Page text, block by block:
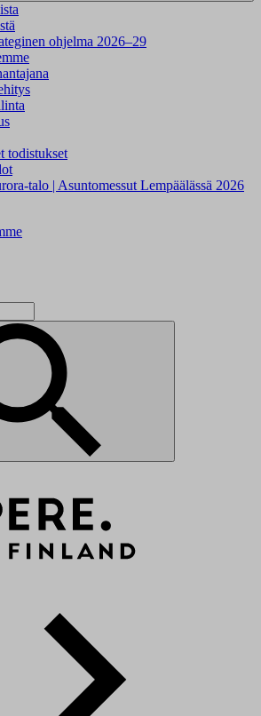
ohjelma 2026–29
todistukset
talo | Asuntomessut Lempäälässä 2026